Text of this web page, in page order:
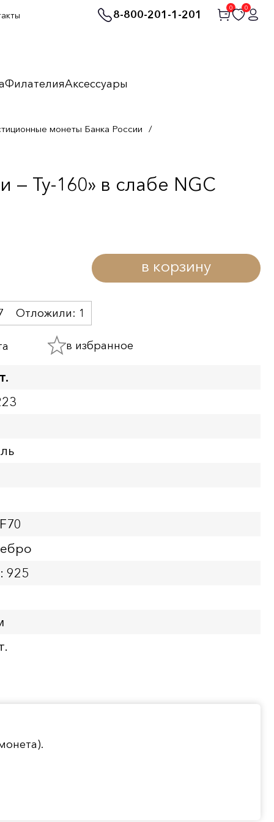
8-800-201-1-201
0 0
ФилателияАксессуары
монеты Банка России /
Ту-160» в слабе NGC
в корзину
Отложили: 1
в избранное
925